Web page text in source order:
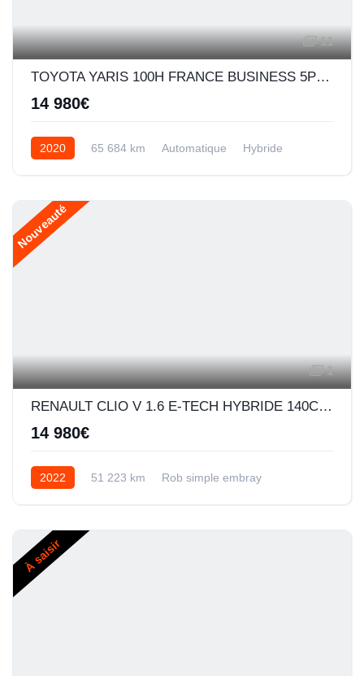
11
TOYOTA YARIS 100H FRANCE BUSINESS 5P MY19
14 980€
2020 65 684 km Automatique Hybride
Nouveauté
1
RENAULT CLIO V 1.6 E-TECH HYBRIDE 140CH BUSINESS -21N
14 980€
2022 51 223 km
Rob simple embray
À saisir